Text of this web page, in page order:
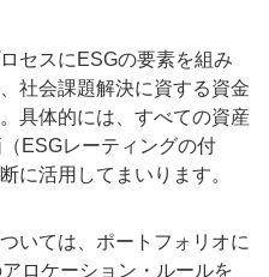
セスにESGの要素を組み
社会課題解決に資する資金
具体的には、すべての資産
ESGレーティングの付
に活用してまいります。
いては、ポートフォリオに
ロケーション・ルールを